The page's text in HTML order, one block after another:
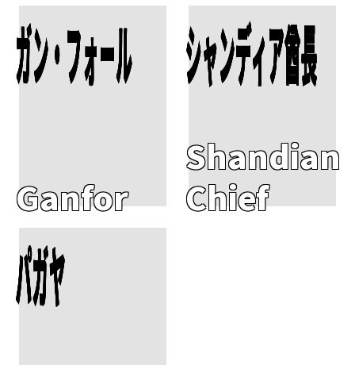
ガン・フォール
Ganfor
Add To Cart シャンディア酋長
Shandian
Chief
Add To Cart
パガヤ
Add To Cart